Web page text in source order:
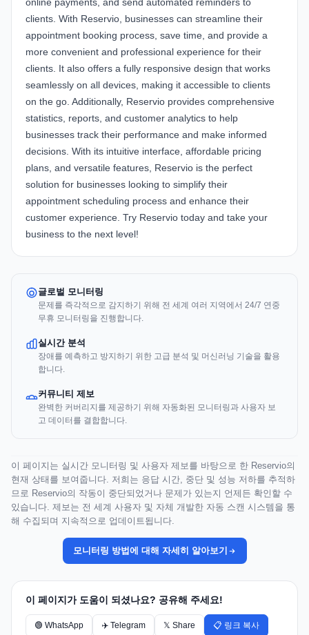
online payments, and send automated reminders to
clients. With Reservio, businesses can streamline their
appointment booking process, save time, and provide a
more convenient and professional experience for their
clients. It also offers a fully responsive design that works
seamlessly on all devices, making it accessible to clients
on the go. Additionally, Reservio provides comprehensive
statistics, reports, and customer analytics to help
businesses track their performance and make informed
decisions. With its intuitive interface, affordable pricing
plans, and versatile features, Reservio is the perfect
solution for businesses looking to simplify their
appointment scheduling process and enhance their
customer experience. Try Reservio today and take your
business to the next level!
글로벌 모니터링
문제를 즉각적으로 감지하기 위해 전 세계 여러 지역에서 24/7 연중
무휴 모니터링을 진행합니다.
실시간 분석
장애를 예측하고 방지하기 위한 고급 분석 및 머신러닝 기술을 활용
합니다.
커뮤니티 제보
완벽한 커버리지를 제공하기 위해 자동화된 모니터링과 사용자 보
고 데이터를 결합합니다.
이 페이지는 실시간 모니터링 및 사용자 제보를 바탕으로 한 Reservio의
현재 상태를 보여줍니다. 저희는 응답 시간, 중단 및 성능 저하를 추적하
므로 Reservio의 작동이 중단되었거나 문제가 있는지 언제든 확인할 수
있습니다. 제보는 전 세계 사용자 및 자체 개발한 자동 스캔 시스템을 통
해 수집되며 지속적으로 업데이트됩니다.
모니터링 방법에 대해 자세히 알아보기
이 페이지가 도움이 되셨나요? 공유해 주세요!
🟢 WhatsApp ✈️ Telegram 𝕏 Share 📋 링크 복사